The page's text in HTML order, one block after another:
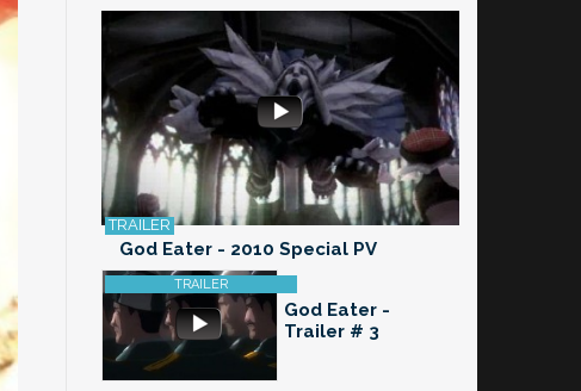
God Eater - 2010 Special PV
God Eater -
Trailer # 3